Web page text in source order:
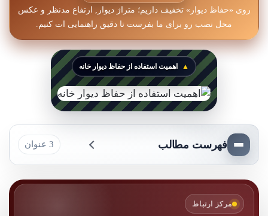
روی «حفاظ دیوار» تخفیف داریم؛ متراژ دیوار, ارتفاع مدنظر و عکس
محل نصب رو برای ما بفرست تا دقیق راهنمایی ات کنیم.
اهمیت استفاده از حفاظ دیوار خانه
فهرست مطالب 3 عنوان
مرکز ارتباط